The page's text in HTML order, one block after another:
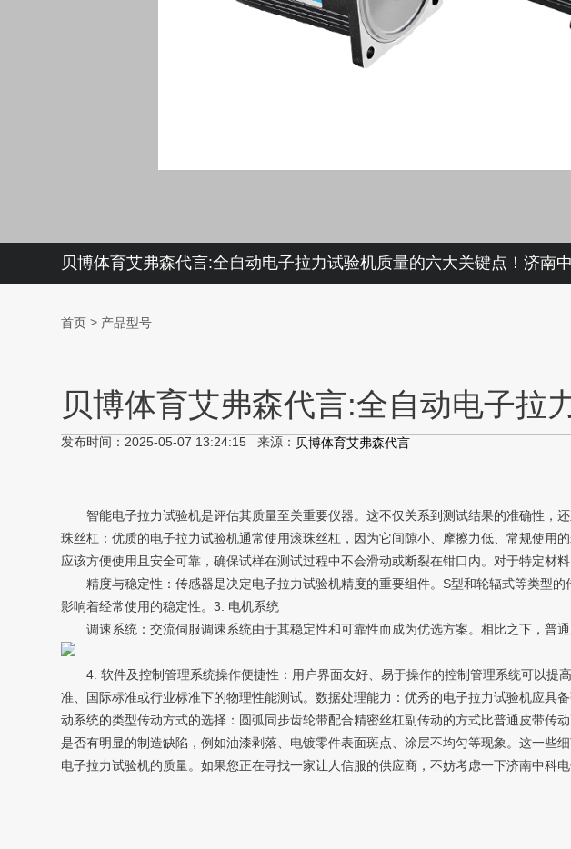
贝博体育艾弗森代言:全自动电子拉力试验机质量的六大关键点！济南
首页 > 产品型号
贝博体育艾弗森代言:全自动电子拉
发布时间：2025-05-07 13:24:15 来源： 贝博体育艾弗森代言
智能电子拉力试验机是评估其质量至关重要仪器。这不仅关系到测试结果的准确性，
珠丝杠：优质的电子拉力试验机通常使用滚珠丝杠，因为它间隙小、摩擦力低、常规使
应该方便使用且安全可靠，确保试样在测试过程中不会滑动或断裂在钳口内。对于特定材
精度与稳定性：传感器是决定电子拉力试验机精度的重要组件。S型和轮辐式等类型的
影响着经常使用的稳定性。3. 电机系统
调速系统：交流伺服调速系统由于其稳定性和可靠性而成为优选方案。相比之下，普
4. 软件及控制管理系统操作便捷性：用户界面友好、易于操作的控制管理系统可以提
准、国际标准或行业标准下的物理性能测试。数据处理能力：优秀的电子拉力试验机应
动系统的类型传动方式的选择：圆弧同步齿轮带配合精密丝杠副传动的方式比普通皮带
是否有明显的制造缺陷，例如油漆剥落、电镀零件表面斑点、涂层不均匀等现象。这一
电子拉力试验机的质量。如果您正在寻找一家让人信服的供应商，不妨考虑一下济南中科